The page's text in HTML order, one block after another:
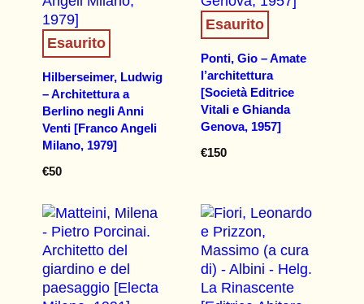
Esaurito
Hilberseimer, Ludwig
– Architettura a
Berlino negli Anni
Venti [Franco Angeli
Milano, 1979]
€50
Esaurito
Ponti, Gio – Amate
l’architettura
[Società Editrice
Vitali e Ghianda
Genova, 1957]
€150